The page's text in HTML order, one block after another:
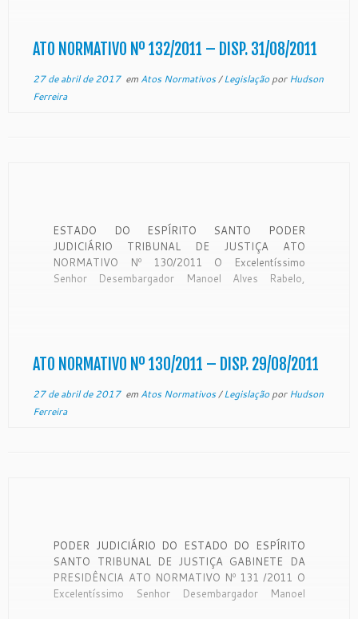
ATO NORMATIVO Nº 132/2011 – DISP. 31/08/2011
27 de abril de 2017em Atos Normativos/LegislaçãoporHudson
Ferreira
ESTADO DO ESPÍRITO SANTO PODER
JUDICIÁRIO TRIBUNAL DE JUSTIÇA ATO
NORMATIVO Nº 130/2011 O Excelentíssimo
Senhor Desembargador Manoel Alves Rabelo,
[…]
ATO NORMATIVO Nº 130/2011 – DISP. 29/08/2011
27 de abril de 2017em Atos Normativos/LegislaçãoporHudson
Ferreira
PODER JUDICIÁRIO DO ESTADO DO ESPÍRITO
SANTO TRIBUNAL DE JUSTIÇA GABINETE DA
PRESIDÊNCIA ATO NORMATIVO Nº 131 /2011 O
Excelentíssimo Senhor Desembargador Manoel